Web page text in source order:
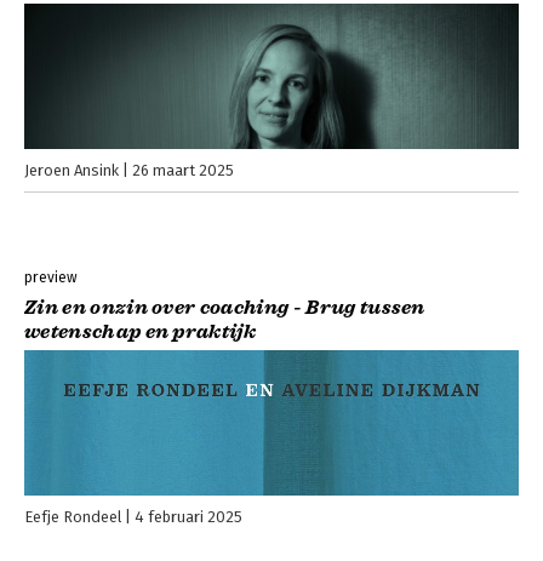
Jeroen Ansink 26 maart 2025
preview
Zin en onzin over coaching - Brug tussen
wetenschap en praktijk
Eefje Rondeel 4 februari 2025